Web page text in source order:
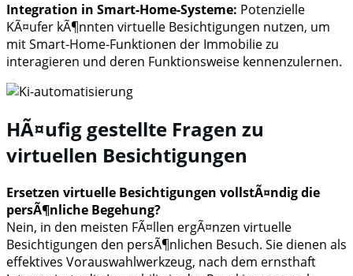
Integration in Smart-Home-Systeme: Potenzielle
KÃ¤ufer kÃ¶nnten virtuelle Besichtigungen nutzen, um
mit Smart-Home-Funktionen der Immobilie zu
interagieren und deren Funktionsweise kennenzulernen.
HÃ¤ufig gestellte Fragen zu
virtuellen Besichtigungen
Ersetzen virtuelle Besichtigungen vollstÃ¤ndig die
persÃ¶nliche Begehung?
Nein, in den meisten FÃ¤llen ergÃ¤nzen virtuelle
Besichtigungen den persÃ¶nlichen Besuch. Sie dienen als
effektives Vorauswahlwerkzeug, nach dem ernsthaft